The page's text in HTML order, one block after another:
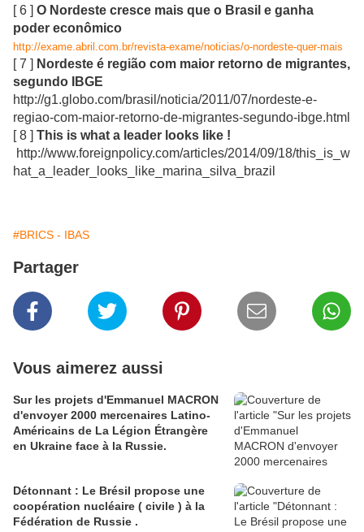
[ 6 ] O Nordeste cresce mais que o Brasil e ganha
poder econômico
http://exame.abril.com.br/revista-exame/noticias/o-nordeste-quer-mais
[ 7 ] Nordeste é região com maior retorno de migrantes,
segundo IBGE
http://g1.globo.com/brasil/noticia/2011/07/nordeste-e-
regiao-com-maior-retorno-de-migrantes-segundo-ibge.html
[ 8 ] This is what a leader looks like !
http://www.foreignpolicy.com/articles/2014/09/18/this_is_w
hat_a_leader_looks_like_marina_silva_brazil
#BRICS - IBAS
Partager
Vous aimerez aussi
Sur les projets d'Emmanuel MACRON
d'envoyer 2000 mercenaires Latino-
Américains de La Légion Étrangère
en Ukraine face à la Russie.
Détonnant : Le Brésil propose une
coopération nucléaire ( civile ) à la
Fédération de Russie .